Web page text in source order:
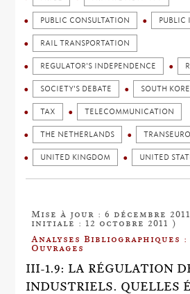
PUBLIC CONSULTATION PUBLIC
RAIL TRANSPORTATION
REGULATOR'S INDEPENDENCE
SOCIETY'S DEBATE SOUTH
TAX TELECOMMUNICATION
THE NETHERLANDS
UNITED KINGDOM UNITED
Mise à jour : 6 décembre
initiale : 12 octobre 2011 )
Analyses Bibliographiques :
Ouvrages
III-1.9: LA RÉGULATION
INDUSTRIELS. QUELLES